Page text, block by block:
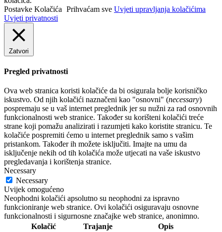
Postavke Kolačića Prihvaćam sve Uvjeti upravljanja kolačićima
Uvjeti privatnosti
Zatvori
Pregled privatnosti
Ova web stranica koristi kolačiće da bi osigurala bolje korisničko
iskustvo. Od njih kolačići naznačeni kao "osnovni" (necessary)
pospremaju se u vaš internet preglednik jer su nužni za rad osnovnih
funkcionalnosti web stranice. Također su korišteni kolačići treće
strane koji pomažu analizirati i razumjeti kako koristite stranicu. Te
kolačiće pospremiti ćemo u internet preglednik samo s vašim
pristankom. Također ih možete isključiti. Imajte na umu da
isključenje nekih od tih kolačića može utjecati na vaše iskustvo
pregledavanja i korištenja stranice.
Necessary
Necessary
Uvijek omogućeno
Neophodni kolačići apsolutno su neophodni za ispravno
funkcioniranje web stranice. Ovi kolačići osiguravaju osnovne
funkcionalnosti i sigurnosne značajke web stranice, anonimno.
Kolačić
Trajanje Opis